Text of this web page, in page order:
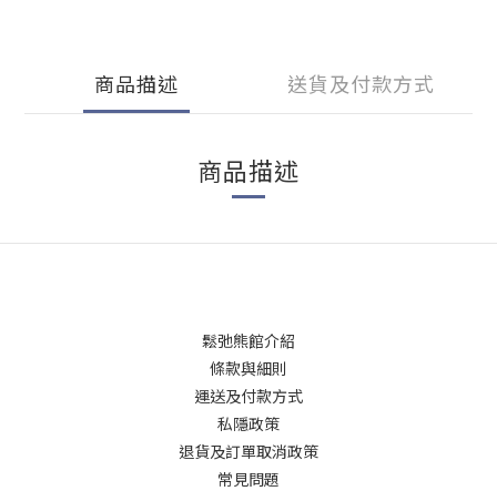
商品描述 送貨及付款方式
商品描述
鬆弛熊館介紹
條款與細則
運送及付款方式
私隱政策
退貨及訂單取消政策
常見問題